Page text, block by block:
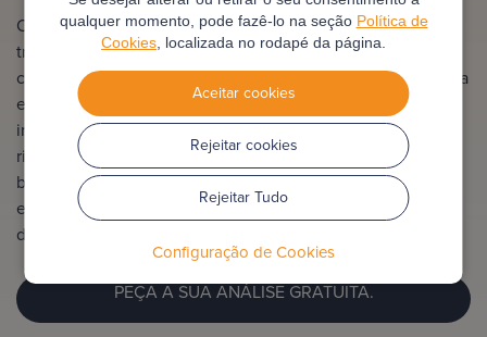
qualquer momento, pode fazê-lo na seção Política de
Cookies , localizada no rodapé da página.
Aceitar cookies
Rejeitar cookies
Rejeitar Tudo
Configuração de Cookies
Obter um empréstimo à habitação com um contrato de
trabalho a prazo não é impossível, mas é
consideravelmente mais difícil, pois os bancos privilegiam a
estabilidade de um vínculo laboral permanente. A
instituição financeira fará uma avaliação de risco mais
rigorosa, exigindo por vezes um LTV (loan-to-value) mais
baixo ou a apresentação de garantias adicionais. A taxa de
esforço e o histórico profissional são analisados com maior
detalhe.
PEÇA A SUA ANÁLISE GRATUITA.